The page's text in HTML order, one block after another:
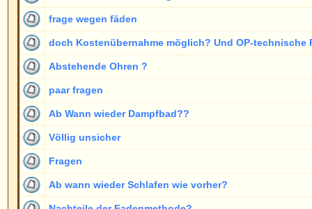
Fotos tauschen??
Schwellung
Was tun gegen Schwllung?
Ab wann wieder Dauerwelle
vermurkste Ohren
Ab wann hat man abstehende Ohren???
was ist, wenn mit dem Ergebnis nicht zufrieden ist
Langzeiterfahrung nach OP
Isaac J. Peled
Unterschiedliche Ohren?
Wer hat schon eine solche OP gemacht?